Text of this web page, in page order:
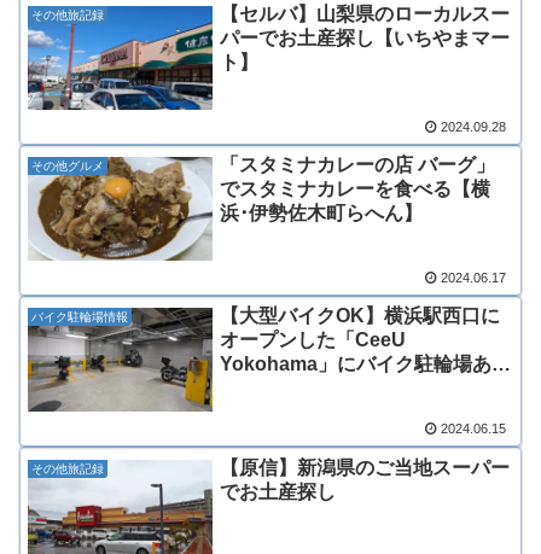
その他旅記録
【セルバ】山梨県のローカルスー
パーでお土産探し【いちやまマー
ト】
2024.09.28
その他グルメ
「スタミナカレーの店 バーグ」
でスタミナカレーを食べる【横
浜･伊勢佐木町らへん】
2024.06.17
バイク駐輪場情報
【大型バイクOK】横浜駅西口に
オープンした「CeeU
Yokohama」にバイク駐輪場あ
2024.06.15
その他旅記録
【原信】新潟県のご当地スーパー
でお土産探し